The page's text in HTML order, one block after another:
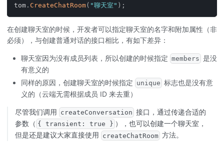
tom . CreateChatRoom( "聊天室" ) ;
在创建聊天室的时候，开发者可以指定聊天室的名字和附加属性（非
必须），与创建普通对话的接口相比，有如下差异：
聊天室因为没有成员列表，所以创建的时候指定 members 是没
有意义的
同样的原因，创建聊天室的时候指定 unique 标志也是没有意
义的（云端无需根据成员 ID 来去重）
尽管我们调用 createConversation 接口，通过传递合适的
参数（ { transient: true } ），也可以创建一个聊天室，
但是还是建议大家直接使用 createChatRoom方法。